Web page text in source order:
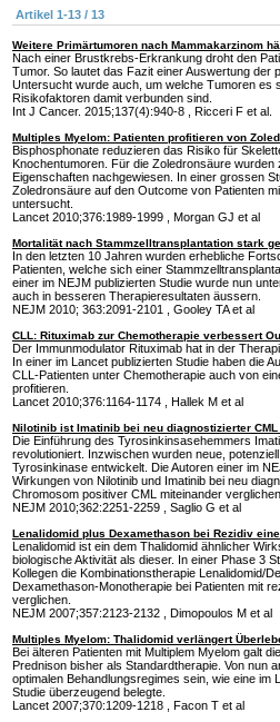
Artikel 1-13 / 13
Weitere Primärtumoren nach Mammakarzinom
Nach einer Brustkrebs-Erkrankung droht den
Tumor. So lautet das Fazit einer Auswertung der
Untersucht wurde auch, um welche Tumoren es
Risikofaktoren damit verbunden sind.
Int J Cancer. 2015;137(4):940-8 , Ricceri F et al.
Multiples Myelom: Patienten profitieren von
Bisphosphonate reduzieren das Risiko für
Knochentumoren. Für die Zoledronsäure wurden
Eigenschaften nachgewiesen. In einer grossen
Zoledronsäure auf den Outcome von Patienten
untersucht.
Lancet 2010;376:1989-1999 , Morgan GJ et al
Mortalität nach Stammzelltransplantation stark
In den letzten 10 Jahren wurden erhebliche
Patienten, welche sich einer
einer im NEJM publizierten Studie wurde nun
auch in besseren Therapieresultaten äussern.
NEJM 2010; 363:2091-2101 , Gooley TA et al
CLL: Rituximab zur Chemotherapie verbessert
Der Immunmodulator Rituximab hat in der
In einer im Lancet publizierten Studie haben die
CLL-Patienten unter Chemotherapie auch von
profitieren.
Lancet 2010;376:1164-1174 , Hallek M et al
Nilotinib ist Imatinib bei neu diagnostizierter
Die Einführung des Tyrosinkinsasehemmers
revolutioniert. Inzwischen wurden neue,
Tyrosinkinase entwickelt. Die Autoren einer im
Wirkungen von Nilotinib und Imatinib bei neu
Chromosom positiver CML miteinander
NEJM 2010;362:2251-2259 , Saglio G et al
Lenalidomid plus Dexamethason bei Rezidiv
Lenalidomid ist ein dem Thalidomid ähnlicher
biologische Aktivität als dieser. In einer Phase 3
Kollegen die Kombinationstherapie Lenalidomid/
Dexamethason-Monotherapie bei Patienten mit
verglichen.
NEJM 2007;357:2123-2132 , Dimopoulos M et al
Multiples Myelom: Thalidomid verlängert
Bei älteren Patienten mit Multiplem Myelom galt
Prednison bisher als Standardtherapie. Von nun
optimalen Behandlungsregimes sein, wie eine im
Studie überzeugend belegte.
Lancet 2007;370:1209-1218 , Facon T et al